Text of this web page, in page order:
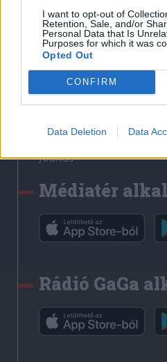
I want to opt-out of
Retention, Sale, and/or
Personal Data that Is
Purposes for which it was
Opted Out
CONFIRM
Data Deletion Data
Liget
Krónika
Bihari Napló
Erdélyi Napló
Főtér
Rádió GaGa
Jóállás
Médiatér
Rádió GaGa